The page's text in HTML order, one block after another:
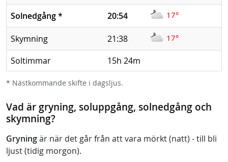
Solnedgång* 20:54 17°
Skymning 21:38 17°
Soltimmar 15h 24m
* Nästkommande skifte i dagsljus.
Vad är gryning, soluppgång, solnedgång och
skymning?
Gryningär när det går från att vara mörkt (natt) - till bli
ljust (tidig morgon).